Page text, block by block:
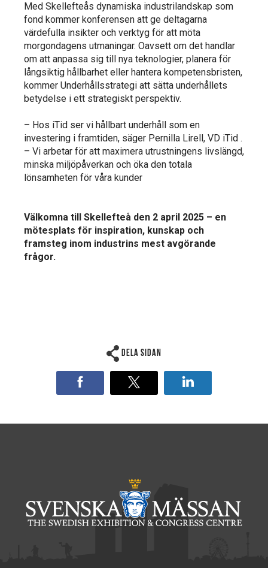
Med Skellefteås dynamiska industrilandskap som
fond kommer konferensen att ge deltagarna
värdefulla insikter och verktyg för att möta
morgondagens utmaningar. Oavsett om det handlar
om att anpassa sig till nya teknologier, planera för
långsiktig hållbarhet eller hantera kompetensbristen,
kommer Underhållsstrategi att sätta underhållets
betydelse i ett strategiskt perspektiv.
– Hos iTid ser vi hållbart underhåll som en
investering i framtiden, säger Pernilla Lirell, VD iTid .
– Vi arbetar för att maximera utrustningens livslängd,
minska miljöpåverkan och öka den totala
lönsamheten för våra kunder
Välkomna till Skellefteå den 2 april 2025 – en
mötesplats för inspiration, kunskap och
framsteg inom industrins mest avgörande
frågor.
Dela sidan